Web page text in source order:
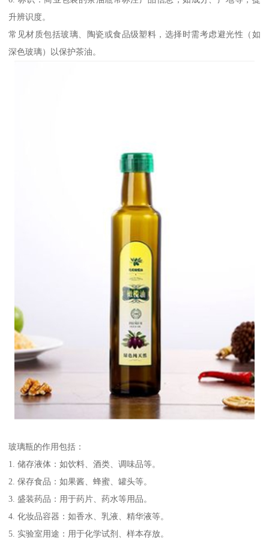
升辨识度。
常见材质包括玻璃、陶瓷或食品级塑料，选择时需考虑避光性（如
深色玻璃）以保护茶油。
玻璃瓶的作用包括：
1. 储存液体：如饮料、酒类、调味品等。
2. 保存食品：如果酱、蜂蜜、罐头等。
3. 盛装药品：用于药片、药水等用品。
4. 化妆品容器：如香水、乳液、精华液等。
5. 实验室用途：用于化学试剂、样本存放。